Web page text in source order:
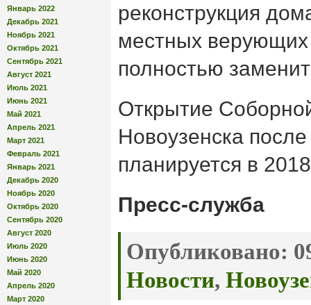
Январь 2022
Декабрь 2021
Ноябрь 2021
Октябрь 2021
Сентябрь 2021
Август 2021
Июль 2021
Июнь 2021
Май 2021
Апрель 2021
Март 2021
Февраль 2021
Январь 2021
Декабрь 2020
Ноябрь 2020
Октябрь 2020
Сентябрь 2020
Август 2020
Июль 2020
Июнь 2020
Май 2020
Апрель 2020
Март 2020
реконструкция
местных
полностью
Открытие
Новоузенска
планируется в
Пресс-служба
Опубликовано:
Новости,